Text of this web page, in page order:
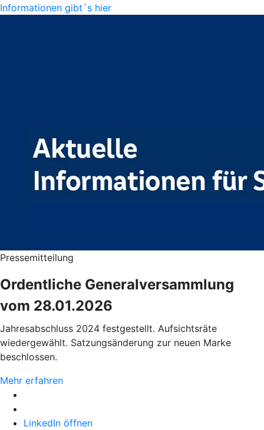
Informationen gibt´s hier
Pressemitteilung
Ordentliche Generalversammlung
vom 28.01.2026
Jahresabschluss 2024 festgestellt. Aufsichtsräte
wiedergewählt. Satzungsänderung zur neuen Marke
beschlossen.
Mehr erfahren
LinkedIn öffnen